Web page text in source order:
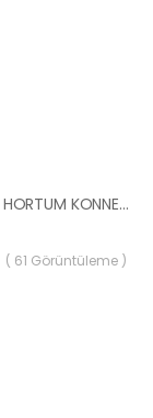
RADYATÖR HORTUM KONNEKTÖRÜ İ30/ELANTRA/TUCSON 25485-3J000 YS
( 61 Görüntüleme )